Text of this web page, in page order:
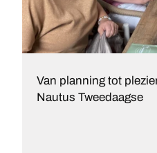
Van planning tot
Nautus Tweedaagse